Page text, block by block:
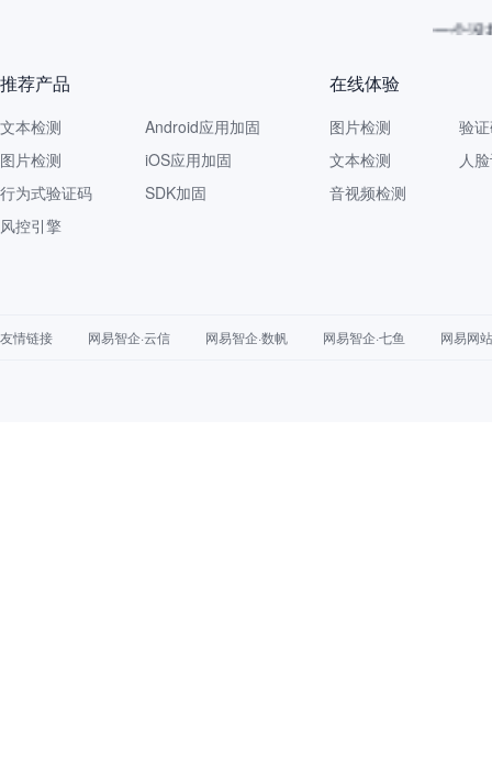
一个
推荐产品
文本检测
图片检测
行为式验证码
风控引擎
Android应用加固
iOS应用加固
SDK加固
在线体验
图片检测
文本检测
音视频检测
验
人
友情链接 网易智企·云信 网易智企·数帆 网易智企·七鱼 网易网